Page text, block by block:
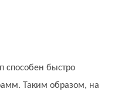
способен быстро
Таким образом, на